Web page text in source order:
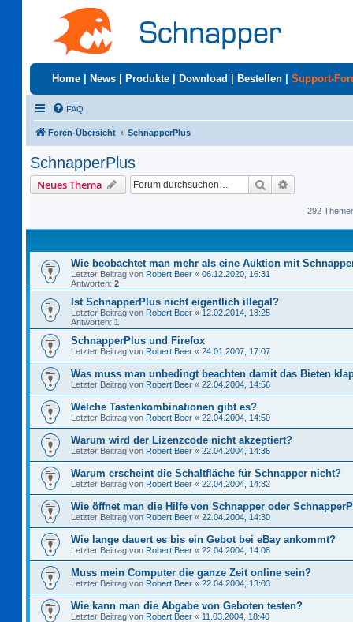
Home News Produkte Download Bestellen Support-
FAQ
Foren-Übersicht SchnapperPlus
SchnapperPlus
Neues Thema Suche
292
Wie beobachtet man mehr als eine Auktion mit
Letzter Beitrag von Robert Beer « 06.12.2020, 16:31
Antworten: 2
Ist SchnapperPlus nicht eigentlich illegal?
Letzter Beitrag von Robert Beer « 12.02.2014, 18:25
Antworten: 1
SchnapperPlus und Firefox
Letzter Beitrag von Robert Beer « 24.01.2007, 17:07
Was muss man unbedingt beachten damit das Bieten
Letzter Beitrag von Robert Beer « 22.04.2004, 14:56
Welche Tastenkombinationen gibt es?
Letzter Beitrag von Robert Beer « 22.04.2004, 14:50
Warum wird der Lizenzcode nicht akzeptiert?
Letzter Beitrag von Robert Beer « 22.04.2004, 14:36
Warum erscheint die Schaltfläche für Schnapper nicht?
Letzter Beitrag von Robert Beer « 22.04.2004, 14:32
Wie öffnet man die Hilfe von Schnapper oder
Letzter Beitrag von Robert Beer « 22.04.2004, 14:30
Wie lange dauert es bis ein Gebot bei eBay ankommt?
Letzter Beitrag von Robert Beer « 22.04.2004, 14:08
Muss mein Computer die ganze Zeit online sein?
Letzter Beitrag von Robert Beer « 22.04.2004, 13:03
Wie kann man die Abgabe von Geboten testen?
Letzter Beitrag von Robert Beer « 11.03.2004, 18:40